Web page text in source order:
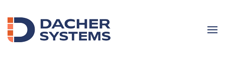
Skip to main content